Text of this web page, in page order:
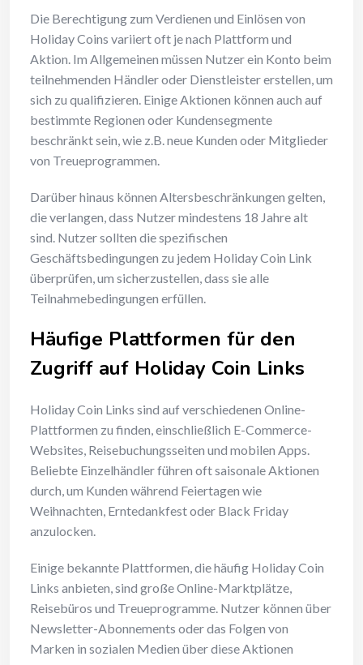
Die Berechtigung zum Verdienen und Einlösen von
Holiday Coins variiert oft je nach Plattform und
Aktion. Im Allgemeinen müssen Nutzer ein Konto beim
teilnehmenden Händler oder Dienstleister erstellen, um
sich zu qualifizieren. Einige Aktionen können auch auf
bestimmte Regionen oder Kundensegmente
beschränkt sein, wie z.B. neue Kunden oder Mitglieder
von Treueprogrammen.
Darüber hinaus können Altersbeschränkungen gelten,
die verlangen, dass Nutzer mindestens 18 Jahre alt
sind. Nutzer sollten die spezifischen
Geschäftsbedingungen zu jedem Holiday Coin Link
überprüfen, um sicherzustellen, dass sie alle
Teilnahmebedingungen erfüllen.
Häufige Plattformen für den
Zugriff auf Holiday Coin Links
Holiday Coin Links sind auf verschiedenen Online-
Plattformen zu finden, einschließlich E-Commerce-
Websites, Reisebuchungsseiten und mobilen Apps.
Beliebte Einzelhändler führen oft saisonale Aktionen
durch, um Kunden während Feiertagen wie
Weihnachten, Erntedankfest oder Black Friday
anzulocken.
Einige bekannte Plattformen, die häufig Holiday Coin
Links anbieten, sind große Online-Marktplätze,
Reisebüros und Treueprogramme. Nutzer können über
Newsletter-Abonnements oder das Folgen von
Marken in sozialen Medien über diese Aktionen